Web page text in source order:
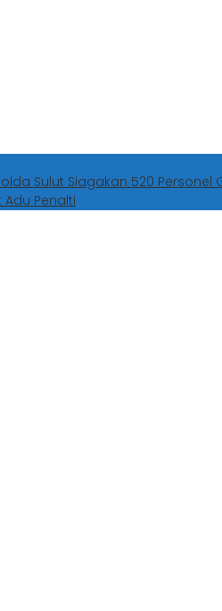
Sulut Siagakan 520 Personel
Penalti